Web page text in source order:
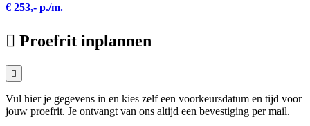
€ 253,- p./m.
Proefrit inplannen
Vul hier je gegevens in en kies zelf een voorkeursdatum en tijd voor
jouw proefrit. Je ontvangt van ons altijd een bevestiging per mail.